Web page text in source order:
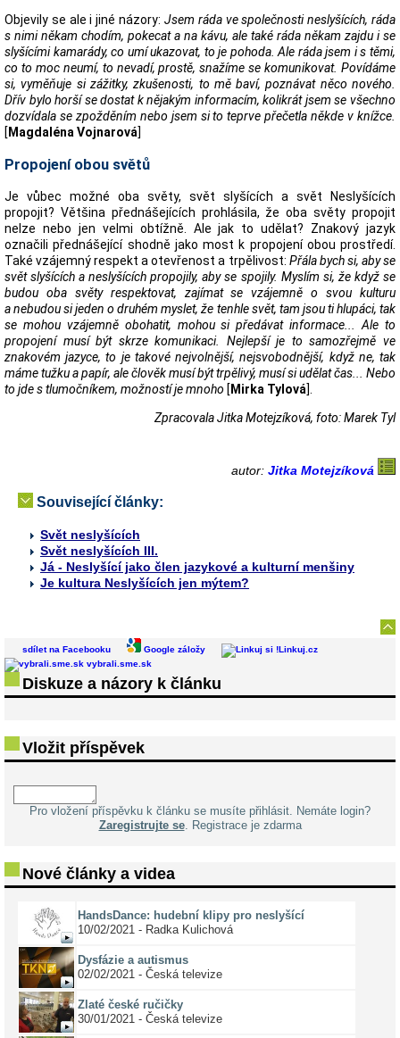
Objevily se ale i jiné názory: Jsem ráda ve společnosti neslyšících, ráda
s nimi někam chodím, pokecat a na kávu, ale také ráda někam zajdu i se
slyšícími kamarády, co umí ukazovat, to je pohoda. Ale ráda jsem i s těmi,
co to moc neumí, to nevadí, prostě, snažíme se komunikovat. Povídáme
si, vyměňuje si zážitky, zkušenosti, to mě baví, poznávat něco nového.
Dřív bylo horší se dostat k nějakým informacím, kolikrát jsem se všechno
dozvídala se zpožděním nebo jsem si to teprve přečetla někde v knížce.
[ Magdaléna Vojnarová]
Propojení obou světů
Je vůbec možné oba světy, svět slyšících a svět Neslyšících
propojit? Většina přednášejících prohlásila, že oba světy propojit
nelze nebo jen velmi obtížně. Ale jak to udělat? Znakový jazyk
označili přednášející shodně jako most k propojení obou prostředí.
Také vzájemný respekt a otevřenost a trpělivost: Přála bych si, aby se
svět slyšících a neslyšících propojily, aby se spojily. Myslím si, že když se
budou oba světy respektovat, zajímat se vzájemně o svou kulturu
a nebudou si jeden o druhém myslet, že tenhle svět, tam jsou ti hlupáci, tak
se mohou vzájemně obohatit, mohou si předávat informace... Ale to
propojení musí být skrze komunikaci. Nejlepší je to samozřejmě ve
znakovém jazyce, to je takové nejvolnější, nejsvobodnější, když ne, tak
máme tužku a papír, ale člověk musí být trpělivý, musí si udělat čas... Nebo
to jde s tlumočníkem, možností je mnoho [ Mirka Tylová].
Zpracovala Jitka Motejzíková, foto: Marek Tyl
autor: Jitka Motejzíková
Související články:
Svět neslyšících
Svět neslyšících III.
Já - Neslyšící jako člen jazykové a kulturní menšiny
Je kultura Neslyšících jen mýtem?
sdílet na Facebooku Google záložy
Linkuj.cz
vybrali.sme.sk
Diskuze a názory k článku
Vložit příspěvek
Pro vložení příspěvku k článku se musíte přihlásit. Nemáte login?
Zaregistrujte se. Registrace je zdarma
Nové články a videa
HandsDance: hudební klipy pro neslyšící
10/02/2021 - Radka Kulichová
Dysfázie a autismus
02/02/2021 - Česká televize
Zlaté české ručičky
30/01/2021 - Česká televize